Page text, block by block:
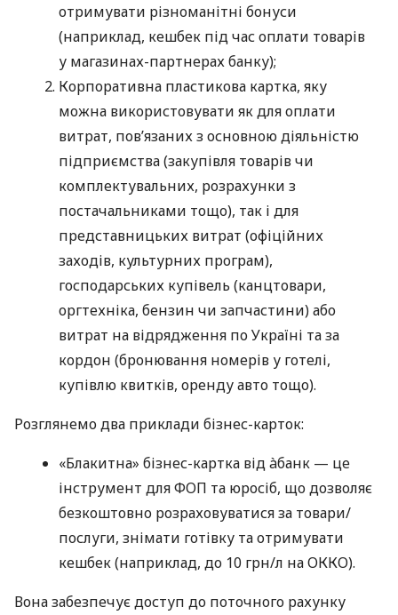
отримувати різноманітні бонуси
(наприклад, кешбек під час оплати товарів
у магазинах-партнерах банку);
Корпоративна пластикова картка, яку
можна використовувати як для оплати
витрат, пов’язаних з основною діяльністю
підприємства (закупівля товарів чи
комплектувальних, розрахунки з
постачальниками тощо), так і для
представницьких витрат (офіційних
заходів, культурних програм),
господарських купівель (канцтовари,
оргтехніка, бензин чи запчастини) або
витрат на відрядження по Україні та за
кордон (бронювання номерів у готелі,
купівлю квитків, оренду авто тощо).
Розглянемо два приклади бізнес-карток:
«Блакитна» бізнес-картка від àбанк — це
інструмент для ФОП та юросіб, що дозволяє
безкоштовно розраховуватися за товари/
послуги, знімати готівку та отримувати
кешбек (наприклад, до 10 грн/л на ОККО).
Вона забезпечує доступ до поточного рахунку